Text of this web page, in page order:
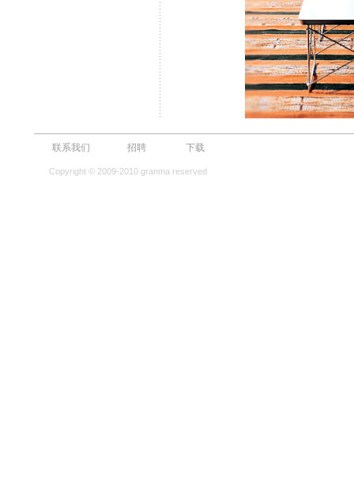
联系我们 招聘 下载
Copyright © 2009-2010 granma reserved